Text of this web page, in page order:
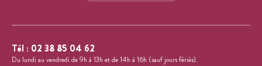
Tél : 02 38 85 04 62
Du lundi au vendredi de 9h à 13h et de 14h à 16h (sauf jours fériés).